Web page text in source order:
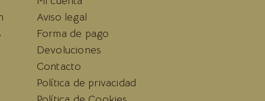
Aviso legal
Forma de pago
Devoluciones
Contacto
Política de privacidad